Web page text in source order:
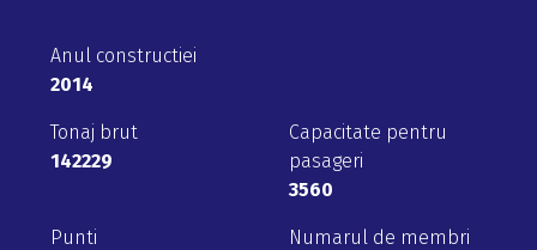
Anul constructiei
2014
Tonaj brut
142229
Capacitate pentru
pasageri
3560
Punti
Numarul de membri